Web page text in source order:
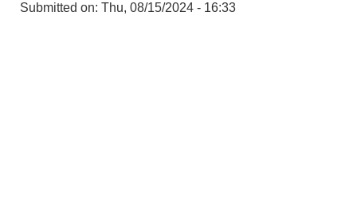
Submitted on: Thu, 08/15/2024 - 16:33